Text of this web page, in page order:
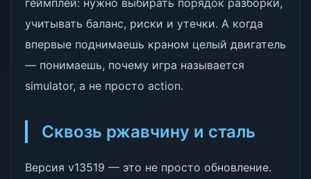
учитывать баланс, риски и утечки. А когда
впервые поднимаешь краном целый двигатель
— понимаешь, почему игра называется
simulator, а не просто action.
Сквозь ржавчину и сталь
Версия v13519 — это не просто обновление.